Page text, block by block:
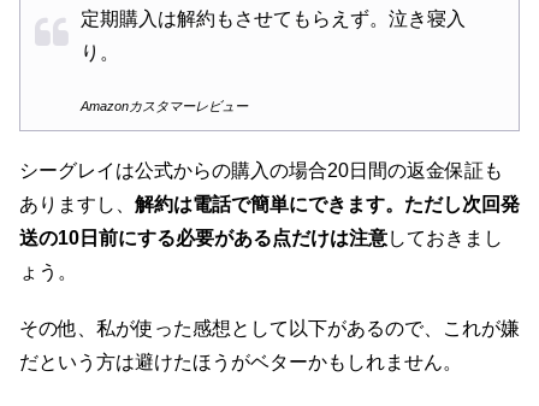
定期購入は解約もさせてもらえず。泣き寝入
り。
Amazonカスタマーレビュー
シーグレイは公式からの購入の場合20日間の返金保証も
ありますし、 解約は電話で簡単にできます。ただし次回発
送の10日前にする必要がある点だけは注意しておきまし
ょう。
その他、私が使った感想として以下があるので、これが嫌
だという方は避けたほうがベターかもしれません。